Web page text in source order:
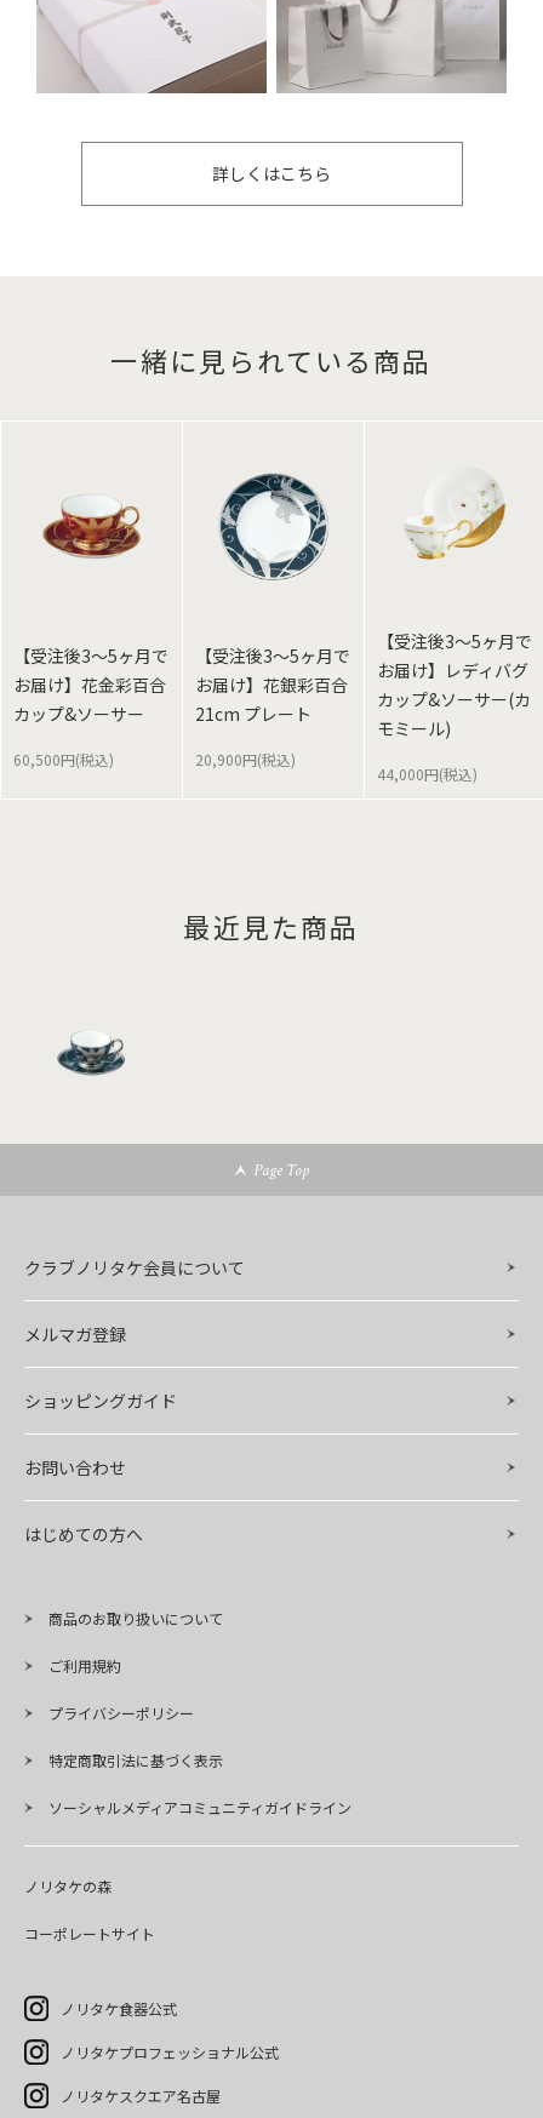
詳しくはこちら
一緒に見られている商品
【受注後3～5ヶ月で
お届け】花金彩百合
カップ&ソーサー
60,500円(税込)
【受注後3～5ヶ月で
お届け】花銀彩百合
21cm プレート
20,900円(税込)
【受注後3～5ヶ月で
お届け】レディバグ
カップ&ソーサー(カ
モミール)
44,000円(税込)
最近見た商品
Page Top
クラブノリタケ会員について
メルマガ登録
ショッピングガイド
お問い合わせ
はじめての方へ
商品のお取り扱いについて
ご利用規約
プライバシーポリシー
特定商取引法に基づく表示
ソーシャルメディアコミュニティガイドライン
ノリタケの森
コーポレートサイト
ノリタケ食器公式
ノリタケプロフェッショナル公式
ノリタケスクエア名古屋